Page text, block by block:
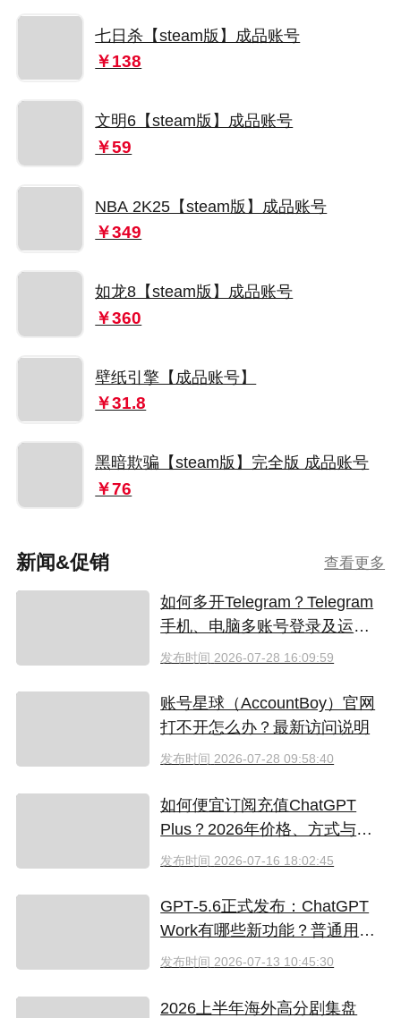
七日杀【steam版】成品账号
￥138
文明6【steam版】成品账号
￥59
NBA 2K25【steam版】成品账号
￥349
如龙8【steam版】成品账号
￥360
壁纸引擎【成品账号】
￥31.8
黑暗欺骗【steam版】完全版 成品账号
￥76
新闻&促销 查看更多
如何多开Telegram？Telegram
手机、电脑多账号登录及运营
指南
发布时间 2026-07-28 16:09:59
账号星球（AccountBoy）官网
打不开怎么办？最新访问说明
发布时间 2026-07-28 09:58:40
如何便宜订阅充值ChatGPT
Plus？2026年价格、方式与避
坑指南
发布时间 2026-07-16 18:02:45
GPT‑5.6正式发布：ChatGPT
Work有哪些新功能？普通用户
值得升级吗
发布时间 2026-07-13 10:45:30
2026上半年海外高分剧集盘